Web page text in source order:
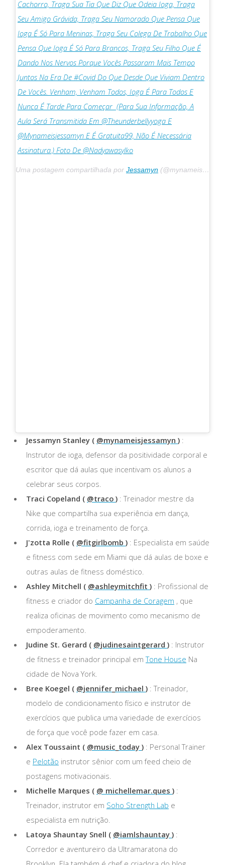
Cachorro, Traga Sua Tia Que Diz Que Odeia Ioga, Traga
Seu Amigo Grávida, Traga Seu Namorado Que Pensa Que
Ioga É Só Para Meninas, Traga Seu Colega De Trabalho Que
Pensa Que Ioga É Só Para Brancos, Traga Seu Filho Que É
Dando Nos Nervos Porque Vocês Passaram Mais Tempo
Juntos Na Era De #covid Do Que Desde Que Viviam Dentro
De Vocês. Venham, Venham Todos, Ioga É Para Todos E
Nunca É Tarde Para Começar ️ (Para Sua Informação, A
Aula Será Transmitida Em @theunderbellyyoga E
@mynameisjessamyn E É Gratuita99, Não É Necessária
Assinatura.) Foto De @nadyawasylko
Uma postagem compartilhada por Jessamyn (@mynameisjessamyn) em 31 de março de 2020 às 7h36 PDT
Jessamyn Stanley ( @mynameisjessamyn ):
Instrutor de ioga, defensor da positividade corporal e
escritor que dá aulas que incentivam os alunos a
celebrar seus corpos.
Traci Copeland ( @traco ): Treinador mestre da
Nike que compartilha sua experiência em dança,
corrida, ioga e treinamento de força.
J'zotta Rolle ( @fitgirlbomb ): Especialista em saúde
e fitness com sede em Miami que dá aulas de boxe e
outras aulas de fitness doméstico.
Ashley Mitchell ( @ashleymitchfit ): Profissional de
fitness e criador do Campanha de Coragem , que
realiza oficinas de movimento como mecanismo de
empoderamento.
Judine St. Gerard ( @judinesaintgerard ): Instrutor
de fitness e treinador principal emTone House Na
cidade de Nova York.
Bree Koegel ( @jennifer_michael ): Treinador,
modelo de condicionamento físico e instrutor de
exercícios que publica uma variedade de exercícios
de força que você pode fazer em casa.
Alex Toussaint ( @music_today ): Personal Trainer
e Pelotão instrutor sênior com um feed cheio de
postagens motivacionais.
Michelle Marques ( @ michellemar.ques ):
Treinador, instrutor em Soho Strength Lab e
especialista em nutrição.
Latoya Shauntay Snell ( @iamlshauntay ):
Corredor e aventureiro da Ultramaratona do